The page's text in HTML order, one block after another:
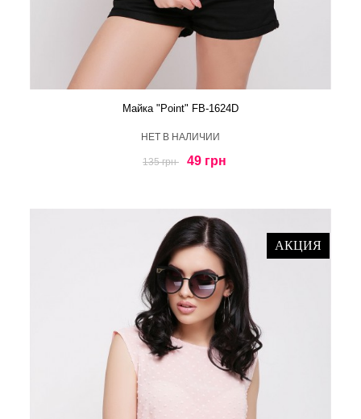
Майка "Point" FB-1624D
HЕТ В НАЛИЧИИ
135 грн 49 грн
АКЦИЯ